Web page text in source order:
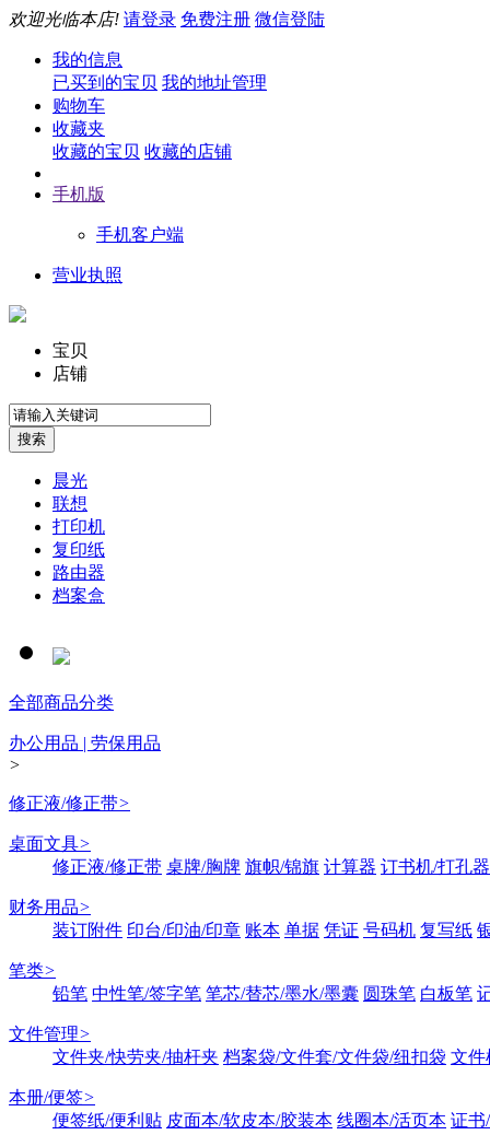
欢迎光临本店! 请登录 免费注册 微信登陆
我的信息
已买到的宝贝 我的地址管理
购物车
收藏夹
收藏的宝贝 收藏的店铺
手机版
手机客户端
营业执照
宝贝
店铺
晨光
联想
打印机
复印纸
路由器
档案盒
全部商品分类
办公用品 | 劳保用品
>
修正液/修正带>
桌面文具>
修正液/修正带 桌牌/胸牌 旗帜/锦旗 计算器 订书机/打孔器
财务用品>
装订附件 印台/印油/印章 账本 单据 凭证 号码机 复写纸
笔类>
铅笔 中性笔/签字笔 笔芯/替芯/墨水/墨囊 圆珠笔 白板笔
文件管理>
文件夹/快劳夹/抽杆夹 档案袋/文件套/文件袋/纽扣袋 文件
本册/便签>
便签纸/便利贴 皮面本/软皮本/胶装本 线圈本/活页本 证书